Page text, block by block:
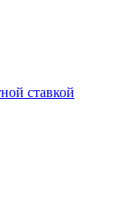
ставкой